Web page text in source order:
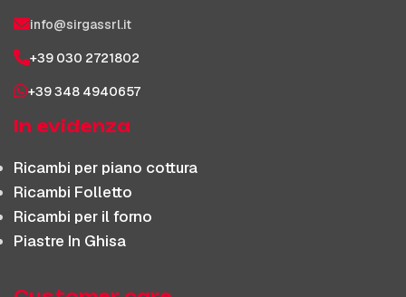
info@sirgassrl.it
+39 030 2721802
+39 348 4940657
In evidenza
Ricambi per piano cottura
Ricambi Folletto
Ricambi per il forno
Piastre In Ghisa